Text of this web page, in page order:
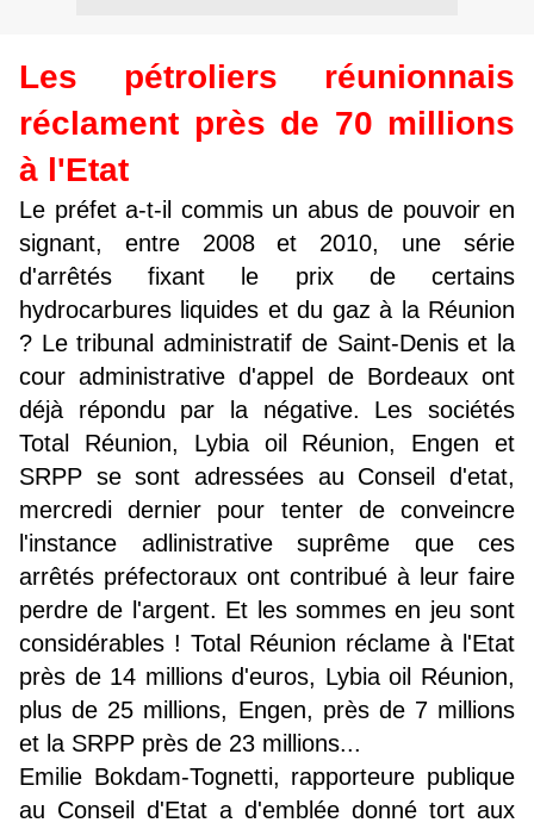
Les pétroliers réunionnais
réclament près de 70 millions
à l'Etat
Le préfet a-t-il commis un abus de pouvoir en
signant, entre 2008 et 2010, une série
d'arrêtés fixant le prix de certains
hydrocarbures liquides et du gaz à la Réunion
? Le tribunal administratif de Saint-Denis et la
cour administrative d'appel de Bordeaux ont
déjà répondu par la négative. Les sociétés
Total Réunion, Lybia oil Réunion, Engen et
SRPP se sont adressées au Conseil d'etat,
mercredi dernier pour tenter de conveincre
l'instance adlinistrative suprême que ces
arrêtés préfectoraux ont contribué à leur faire
perdre de l'argent. Et les sommes en jeu sont
considérables ! Total Réunion réclame à l'Etat
près de 14 millions d'euros, Lybia oil Réunion,
plus de 25 millions, Engen, près de 7 millions
et la SRPP près de 23 millions...
Emilie Bokdam-Tognetti, rapporteure publique
au Conseil d'Etat a d'emblée donné tort aux